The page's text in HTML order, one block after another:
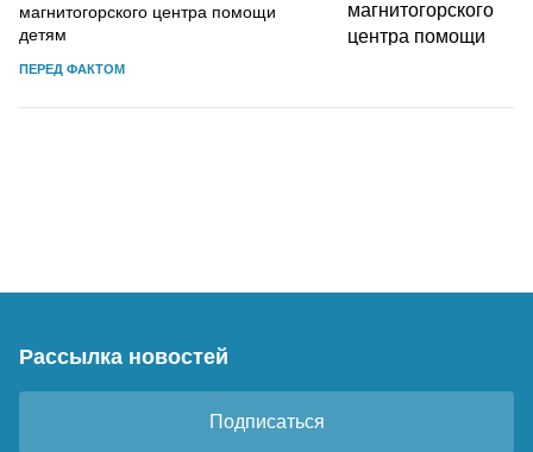
магнитогорского центра помощи
детям
ПЕРЕД ФАКТОМ
Рассылка новостей
Подписаться